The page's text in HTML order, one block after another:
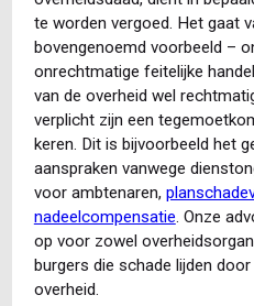
te worden vergoed. Het gaat
bovengenoemd voorbeeld –
onrechtmatige feitelijke
van de overheid wel
verplicht zijn een
keren. Dit is bijvoorbeeld het
aanspraken vanwege
voor ambtenaren,
nadeelcompensatie. Onze
op voor zowel
burgers die schade lijden
overheid.